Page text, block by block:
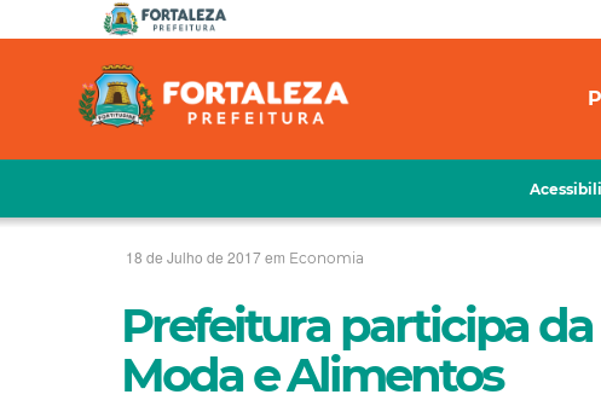
18 de Julho de 2017 em Economia
Prefeitura participa da
Moda e Alimentos